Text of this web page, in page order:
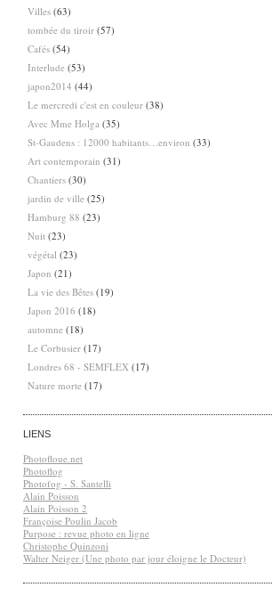
Villes (63)
tombée du tiroir (57)
Cafés (54)
Interlude (53)
japon2014 (44)
Le mercredi c'est en couleur (38)
Avec Mme Holga (35)
St-Gaudens : 12000 habitants…environ (33)
Art contemporain (31)
Chantiers (30)
jardin de ville (25)
Hamburg 88 (23)
Nuit (23)
végétal (23)
Japon (21)
La vie des Bêtes (19)
Japon 2016 (18)
automne (18)
Le Corbusier (17)
Londres 68 - SEMFLEX (17)
Nature morte (17)
LIENS
Photofloue.net
Photoflog
Photofog - S. Santelli
Alain Poisson
Alain Poisson 2
Françoise Poulin Jacob
Purpose : revue photo en ligne
Christophe Quinzoni
Walter Neiger (Une photo par jour éloigne le Docteur)